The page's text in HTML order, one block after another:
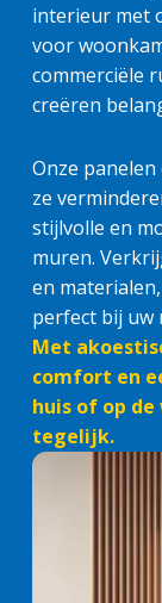
interieur met
voor
commerciële
creëren
Onze
ze
stijlvolle en
muren.
en
perfect bij uw
Met
comfort en
huis of op
tegelijk.